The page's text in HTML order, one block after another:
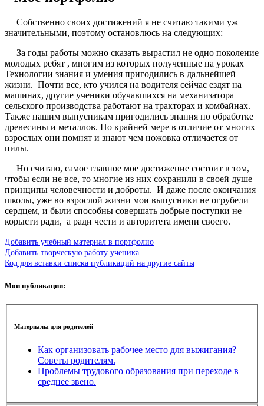
Собственно своих достижений я не считаю такими уж
значительными, поэтому остановлюсь на следующих:
За годы работы можно сказать вырастил не одно поколение
молодых ребят , многим из которых полученные на уроках
Технологии знания и умения пригодились в дальнейшей
жизни. Почти все, кто учился на водителя сейчас ездят на
машинах, другие ученики обучавшихся на механизатора
сельского производства работают на тракторах и комбайнах.
Также нашим выпусникам пригодились знания по обработке
древесины и металлов. По крайней мере в отличие от многих
взрослых они помнят и знают чем ножовка отличается от
пилы.
Но считаю, самое главное мое достижение состоит в том,
чтобы если не все, то многие из них сохранили в своей душе
принципы человечности и доброты. И даже после окончания
школы, уже во взрослой жизни мои выпусники не огрубели
сердцем, и были способны совершать добрые поступки не
корысти ради, а ради чести и авторитета имени своего.
Добавить учебный материал в портфолио
Добавить творческую работу ученика
Код для вставки списка публикаций на другие сайты
Мои публикации:
Материалы для родителей
Как организовать рабочее место для выжигания?
Советы родителям.
Проблемы трудового образования при переходе в
среднее звено.